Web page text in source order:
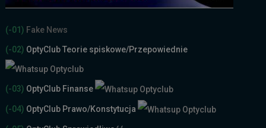
(-01) Fake News
(-02) OptyClub Teorie spiskowe/Przepowiednie
(-03) OptyClub Finanse
(-04) OptyClub Prawo/Konstytucja